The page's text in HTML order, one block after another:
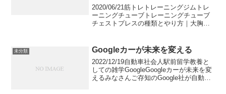
2020/06/21筋トレトレーニングジムトレ
ーニングチューブトレーニングチューブ
チェストプレスの種類とやり方｜大胸筋
ューブチェストプレスの種類とやり方を
解説します。あ...
未分類 Googleカーが未来を変える
2022/12/19自動車社会人駅前留学教養と
しての雑学GoogleGoogleカーが未来を変
えるみなさんご存知のGoogle社が自動車